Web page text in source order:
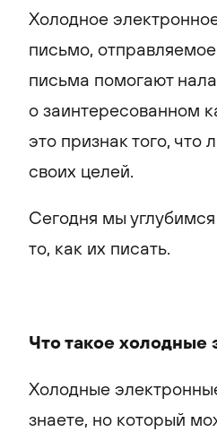
Холодное
письмо,
письма помогают
о заинтересованном
это признак того, что
своих целей.
Сегодня мы
то, как их писать.
Что такое
Холодные
знаете, но который